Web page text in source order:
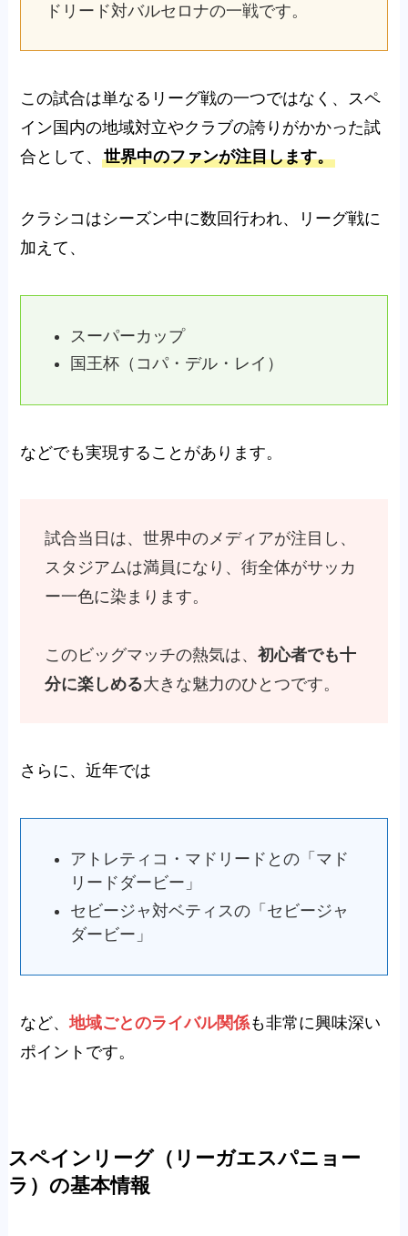
ドリード対バルセロナの一戦です。
この試合は単なるリーグ戦の一つではなく、スペ
イン国内の地域対立やクラブの誇りがかかった試
合として、世界中のファンが注目します。
クラシコはシーズン中に数回行われ、リーグ戦に
加えて、
スーパーカップ
国王杯（コパ・デル・レイ）
などでも実現することがあります。
試合当日は、世界中のメディアが注目し、
スタジアムは満員になり、街全体がサッカ
ー一色に染まります。
このビッグマッチの熱気は、初心者でも十
分に楽しめる大きな魅力のひとつです。
さらに、近年では
アトレティコ・マドリードとの「マド
リードダービー」
セビージャ対ベティスの「セビージャ
ダービー」
など、地域ごとのライバル関係も非常に興味深い
ポイントです。
スペインリーグ（リーガエスパニョー
ラ）の基本情報